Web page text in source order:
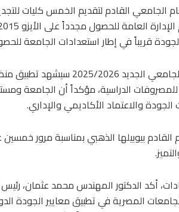
الجامعي القادم لتقديم الخمس كليات
قريباً في إطار استعدادات الجامعة
وأشار رئيس الجامعة إلى أن العام
الدراسية، مؤكداً أن الجامعة
والاعتماد الأكاديمي والإداري.
بيوبيلها الذهبي بمناسبة مرور
أكد الدكتور المهندس محمد عثمان، رئيس
المصرية في تطبيق معايير الجودة